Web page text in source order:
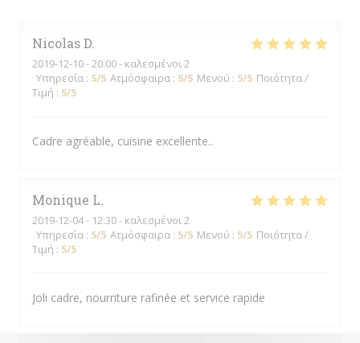
NicolasD
2019-12-10- 20:00 - καλεσμένοι 2
Υπηρεσία : 5/5 Ατμόσφαιρα : 5/5 Μενού : 5/5 Ποιότητα /
Τιμή : 5/5
Cadre agréable, cuisine excellente..
Monique L
2019-12-04- 12:30 - καλεσμένοι 2
Υπηρεσία : 5/5 Ατμόσφαιρα : 5/5 Μενού : 5/5 Ποιότητα /
Τιμή : 5/5
Joli cadre, nourriture rafinée et service rapide